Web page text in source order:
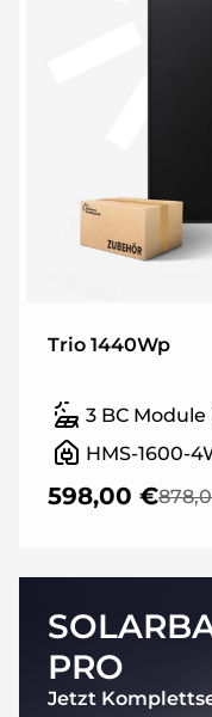
Trio 1440Wp
3 BC Module
HMS-1600-
598,00 €
PRO
Jetzt